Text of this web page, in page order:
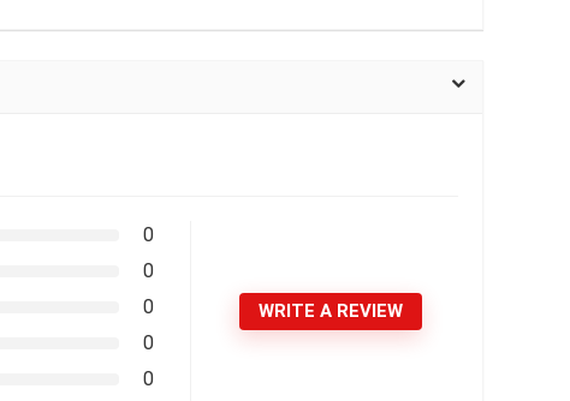
0
0
0
0
0
WRITE A REVIEW